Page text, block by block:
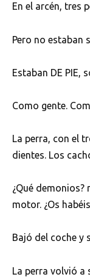
En el arcén, tres
Pero no estaban
Estaban DE PIE,
Como gente.
La perra, con el
dientes. Los
¿Qué
motor. ¿Os
Bajó del coche y
La perra volvió a